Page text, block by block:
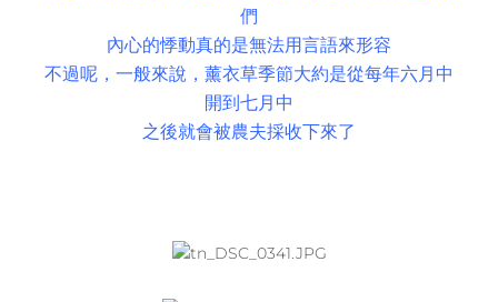
們
內心的悸動真的是無法用言語來形容
不過呢，一般來說，薰衣草季節大約是從每年六月中
開到七月中
之後就會被農夫採收下來了